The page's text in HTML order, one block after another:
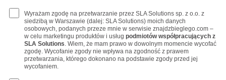
Wyrażam zgodę na przetwarzanie przez SLA Solutions sp. z o.o. z
siedzibą w Warszawie (dalej: SLA Solutions) moich danych
osobowych, podanych przeze mnie w serwisie znajdzbieglego.com –
w celu marketingu produktów i usług podmiotów współpracujących z
SLA Solutions. Wiem, że mam prawo w dowolnym momencie wycofać
zgodę. Wycofanie zgody nie wpływa na zgodność z prawem
przetwarzania, którego dokonano na podstawie zgody przed jej
wycofaniem.